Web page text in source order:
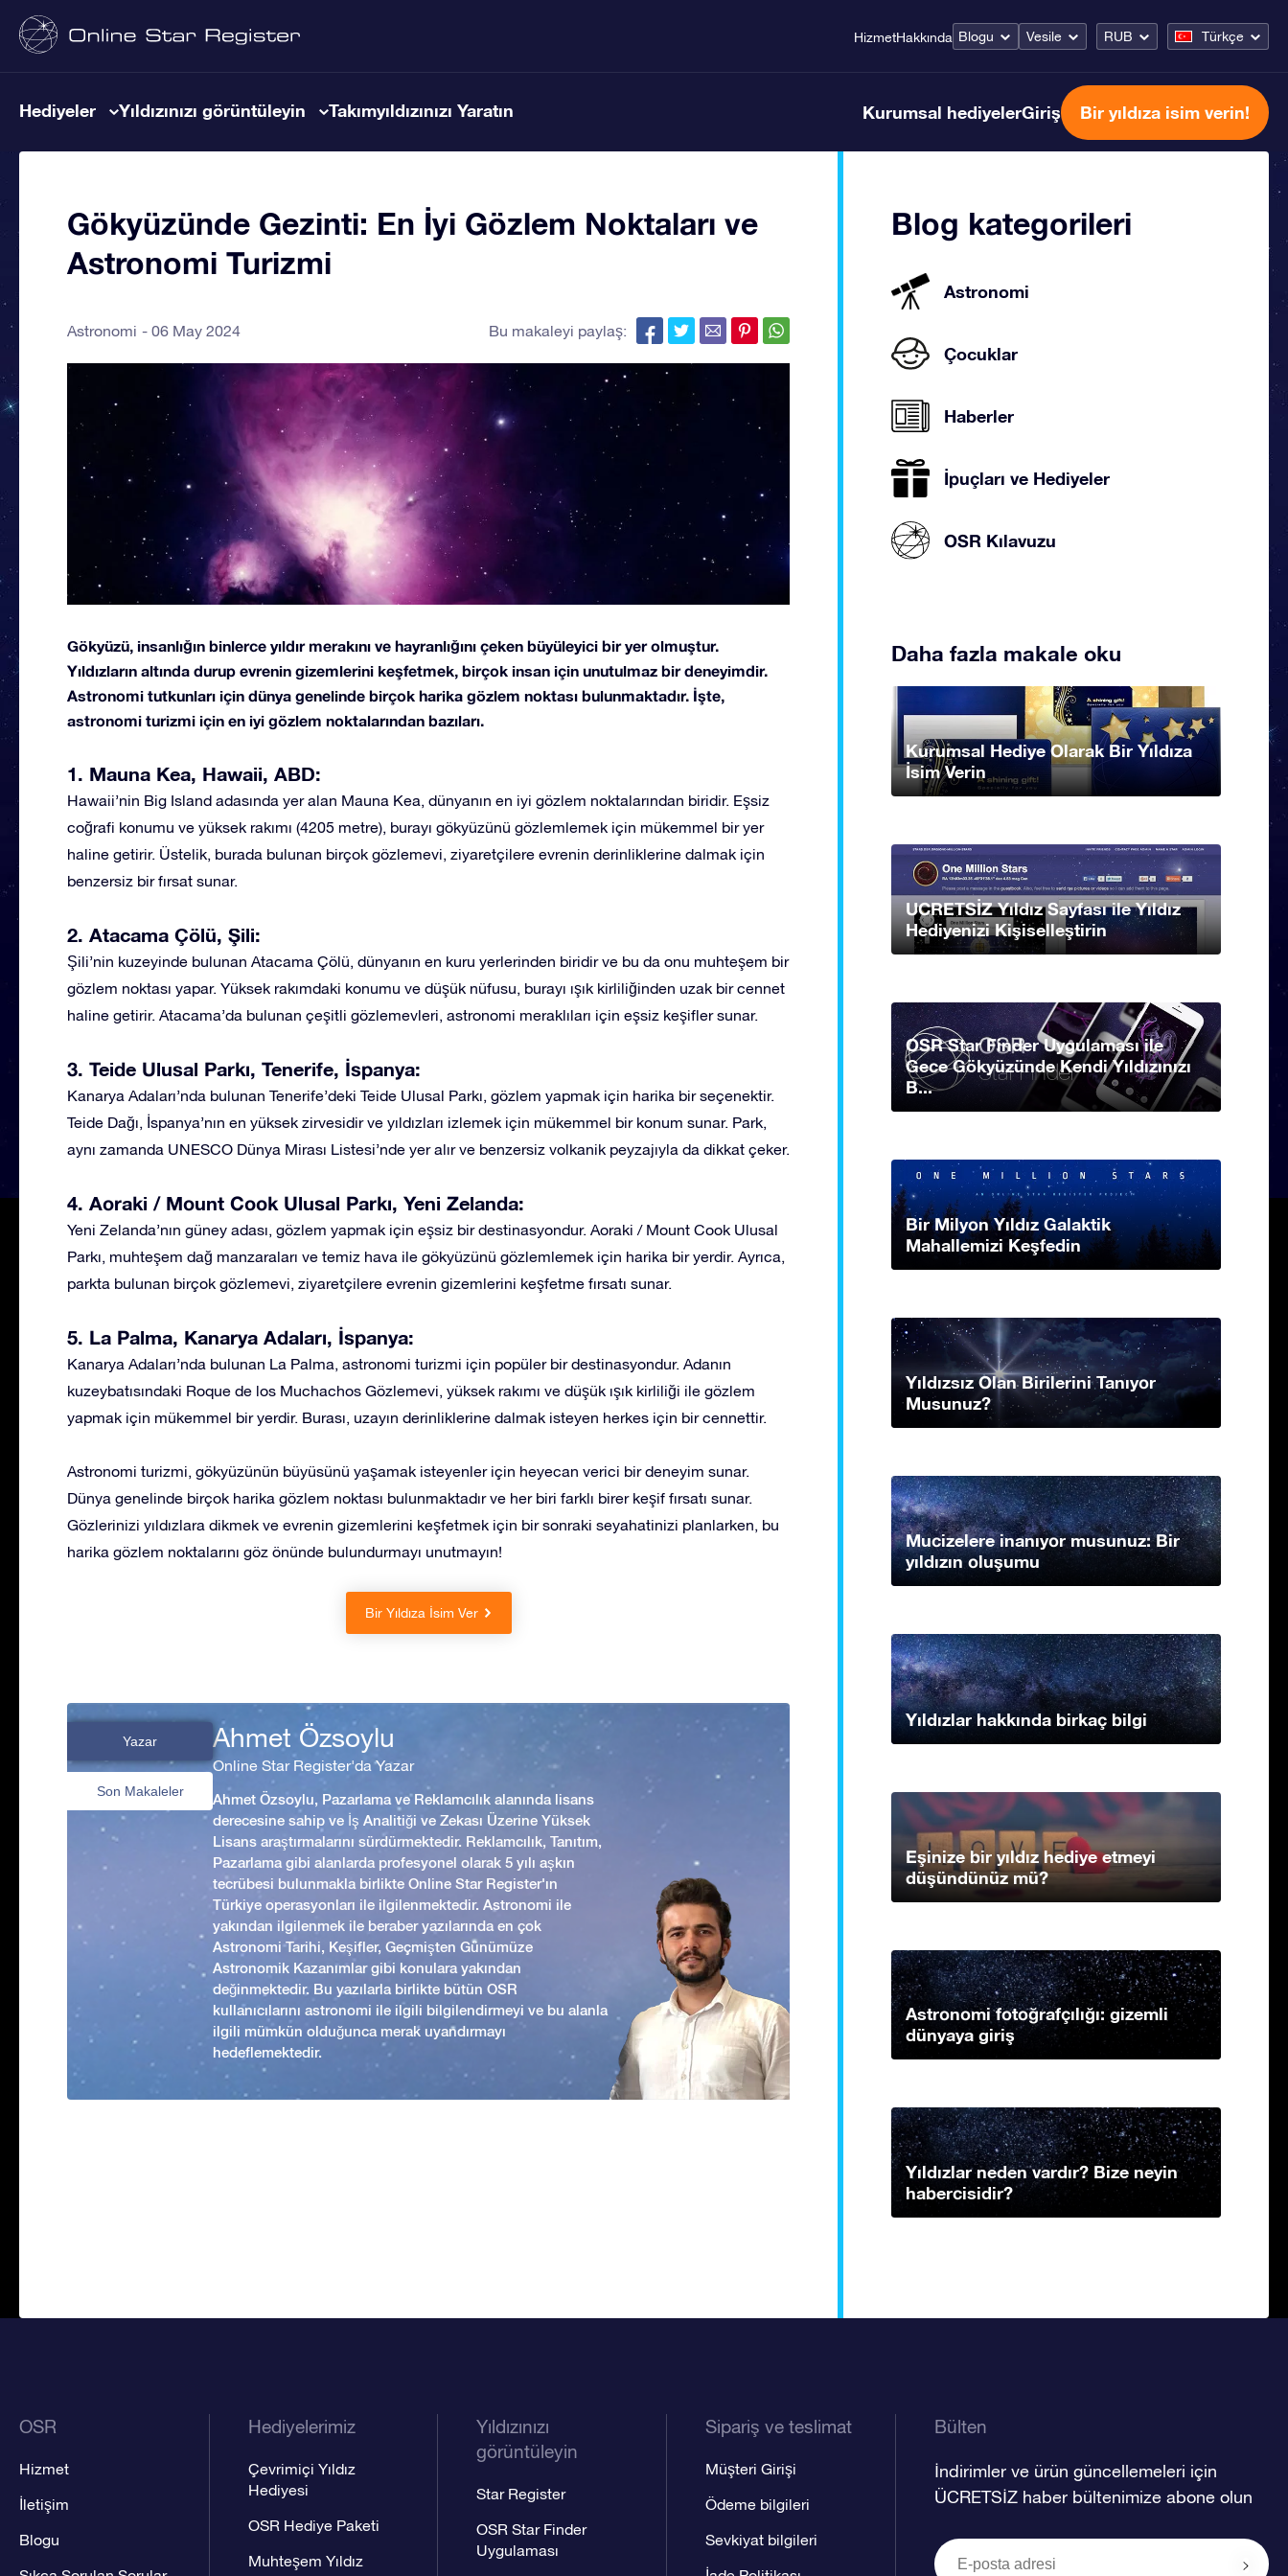
HizmetHakkında Blogu Vesile RUB Türkçe
Hediyeler Yıldızınızı görüntüleyin Takımyıldızınızı Yaratın Kurumsal hediyelerGiriş Bir yıldıza isim verin!
Gökyüzünde Gezinti: En İyi Gözlem Noktaları ve
Astronomi Turizmi
Astronomi 06 May 2024 Bu makaleyi paylaş:
Gökyüzü, insanlığın binlerce yıldır merakını ve hayranlığını çeken büyüleyici bir yer olmuştur.
Yıldızların altında durup evrenin gizemlerini keşfetmek, birçok insan için unutulmaz bir deneyimdir.
Astronomi tutkunları için dünya genelinde birçok harika gözlem noktası bulunmaktadır. İşte,
astronomi turizmi için en iyi gözlem noktalarından bazıları.
1. Mauna Kea, Hawaii, ABD:
Hawaii’nin Big Island adasında yer alan Mauna Kea, dünyanın en iyi gözlem noktalarından biridir. Eşsiz
coğrafi konumu ve yüksek rakımı (4205 metre), burayı gökyüzünü gözlemlemek için mükemmel bir yer
haline getirir. Üstelik, burada bulunan birçok gözlemevi, ziyaretçilere evrenin derinliklerine dalmak için
benzersiz bir fırsat sunar.
2. Atacama Çölü, Şili:
Şili’nin kuzeyinde bulunan Atacama Çölü, dünyanın en kuru yerlerinden biridir ve bu da onu muhteşem bir
gözlem noktası yapar. Yüksek rakımdaki konumu ve düşük nüfusu, burayı ışık kirliliğinden uzak bir cennet
haline getirir. Atacama’da bulunan çeşitli gözlemevleri, astronomi meraklıları için eşsiz keşifler sunar.
3. Teide Ulusal Parkı, Tenerife, İspanya:
Kanarya Adaları’nda bulunan Tenerife’deki Teide Ulusal Parkı, gözlem yapmak için harika bir seçenektir.
Teide Dağı, İspanya’nın en yüksek zirvesidir ve yıldızları izlemek için mükemmel bir konum sunar. Park,
aynı zamanda UNESCO Dünya Mirası Listesi’nde yer alır ve benzersiz volkanik peyzajıyla da dikkat çeker.
4. Aoraki / Mount Cook Ulusal Parkı, Yeni Zelanda:
Yeni Zelanda’nın güney adası, gözlem yapmak için eşsiz bir destinasyondur. Aoraki / Mount Cook Ulusal
Parkı, muhteşem dağ manzaraları ve temiz hava ile gökyüzünü gözlemlemek için harika bir yerdir. Ayrıca,
parkta bulunan birçok gözlemevi, ziyaretçilere evrenin gizemlerini keşfetme fırsatı sunar.
5. La Palma, Kanarya Adaları, İspanya:
Kanarya Adaları’nda bulunan La Palma, astronomi turizmi için popüler bir destinasyondur. Adanın
kuzeybatısındaki Roque de los Muchachos Gözlemevi, yüksek rakımı ve düşük ışık kirliliği ile gözlem
yapmak için mükemmel bir yerdir. Burası, uzayın derinliklerine dalmak isteyen herkes için bir cennettir.
Astronomi turizmi, gökyüzünün büyüsünü yaşamak isteyenler için heyecan verici bir deneyim sunar.
Dünya genelinde birçok harika gözlem noktası bulunmaktadır ve her biri farklı birer keşif fırsatı sunar.
Gözlerinizi yıldızlara dikmek ve evrenin gizemlerini keşfetmek için bir sonraki seyahatinizi planlarken, bu
harika gözlem noktalarını göz önünde bulundurmayı unutmayın!
Bir Yıldıza İsim Ver
Yazar
Son Makaleler
Ahmet Özsoylu
Online Star Register'da Yazar
Ahmet Özsoylu, Pazarlama ve Reklamcılık alanında lisans
derecesine sahip ve İş Analitiği ve Zekası Üzerine Yüksek
Lisans araştırmalarını sürdürmektedir. Reklamcılık, Tanıtım,
Pazarlama gibi alanlarda profesyonel olarak 5 yılı aşkın
tecrübesi bulunmakla birlikte Online Star Register'ın
Türkiye operasyonları ile ilgilenmektedir. Astronomi ile
yakından ilgilenmek ile beraber yazılarında en çok
Astronomi Tarihi, Keşifler, Geçmişten Günümüze
Astronomik Kazanımlar gibi konulara yakından
değinmektedir. Bu yazılarla birlikte bütün OSR
kullanıcılarını astronomi ile ilgili bilgilendirmeyi ve bu alanla
ilgili mümkün olduğunca merak uyandırmayı
hedeflemektedir.
Blog kategorileri
Astronomi
Çocuklar
Haberler
İpuçları ve Hediyeler
OSR Kılavuzu
Daha fazla makale oku
Kurumsal Hediye Olarak Bir Yıldıza
İsim Verin
UCRETSİZ Yıldız Sayfası ile Yıldız
Hediyenizi Kişiselleştirin
OSR Star Finder Uygulaması ile
Gece Gökyüzünde Kendi Yıldızınızı
B...
Bir Milyon Yıldız Galaktik
Mahallemizi Keşfedin
Yıldızsız Olan Birilerini Tanıyor
Musunuz?
Mucizelere inanıyor musunuz: Bir
yıldızın oluşumu
Yıldızlar hakkında birkaç bilgi
Eşinize bir yıldız hediye etmeyi
düşündünüz mü?
Astronomi fotoğrafçılığı: gizemli
dünyaya giriş
Yıldızlar neden vardır? Bize neyin
habercisidir?
OSR
Hizmet
İletişim
Blogu
Hediyelerimiz
Çevrimiçi Yıldız
Hediyesi
OSR Hediye Paketi
Muhteşem Yıldız
Yıldızınızı
görüntüleyin
Star Register
OSR Star Finder
Uygulaması
Sipariş ve teslimat
Müşteri Girişi
Ödeme bilgileri
Sevkiyat bilgileri
Bülten
İndirimler ve ürün güncellemeleri için
ÜCRETSİZ haber bültenimize abone olun